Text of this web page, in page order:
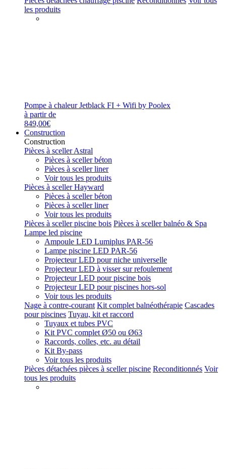
les produits
Pompe à chaleur Jetblack FI + Wifi by Poolex
à partir de
849,00€
Construction
Construction
Pièces à sceller Astral
Pièces à sceller béton
Pièces à sceller liner
Voir tous les produits
Pièces à sceller Hayward
Pièces à sceller béton
Pièces à sceller liner
Voir tous les produits
Pièces à sceller piscine bois Pièces à sceller balnéo & Spa
Lampe led piscine
Ampoule LED Lumiplus PAR-56
Lampe piscine LED PAR-56
Projecteur LED pour niche universelle
Projecteur LED à visser sur refoulement
Projecteur LED pour piscine bois
Projecteur LED pour piscines hors-sol
Voir tous les produits
Nage à contre-courant Kit complet balnéothérapie Cascades
pour piscines Tuyau, kit et raccord
Tuyaux et tubes PVC
Kit PVC complet Ø50 ou Ø63
Raccords, colles, etc. au détail
Kit By-pass
Voir tous les produits
Pièces détachées pièces à sceller piscine Reconditionnés Voir
tous les produits